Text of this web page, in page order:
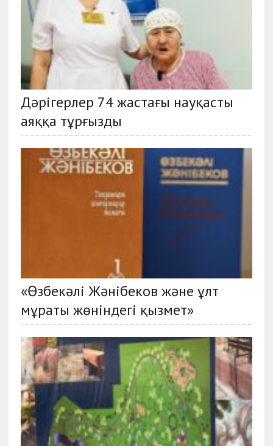
Дәрігерлер 74 жастағы науқасты
аяққа тұрғызды
«Өзбекәлі Жәнібеков және ұлт
мұраты жөніндегі қызмет»